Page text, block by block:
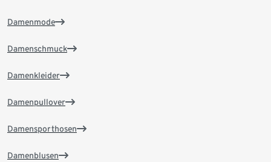
Damenmode
Damenschmuck
Damenkleider
Damenpullover
Damensporthosen
Damenblusen